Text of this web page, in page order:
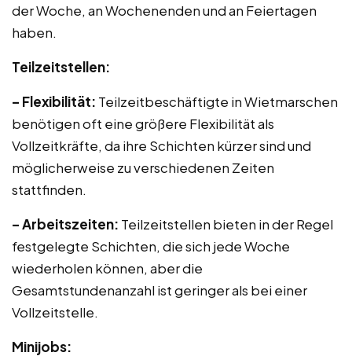
der Woche, an Wochenenden und an Feiertagen
haben.
Teilzeitstellen:
– Flexibilität: Teilzeitbeschäftigte in Wietmarschen
benötigen oft eine größere Flexibilität als
Vollzeitkräfte, da ihre Schichten kürzer sind und
möglicherweise zu verschiedenen Zeiten
stattfinden.
– Arbeitszeiten: Teilzeitstellen bieten in der Regel
festgelegte Schichten, die sich jede Woche
wiederholen können, aber die
Gesamtstundenanzahl ist geringer als bei einer
Vollzeitstelle.
Minijobs: